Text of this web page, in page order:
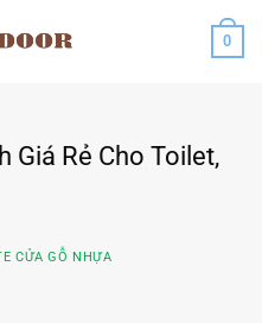
0
Giá Rẻ Cho Toilet,
CỬA GỖ NHỰA